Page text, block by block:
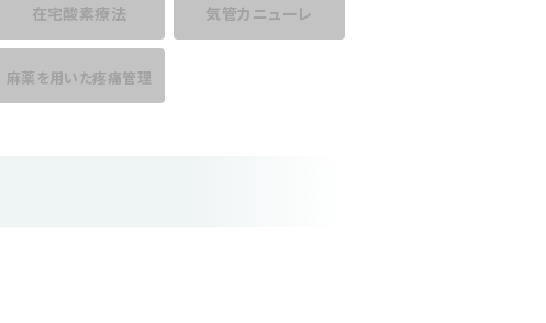
在宅酸素療法 気管カニューレ
麻薬を用いた疼痛管理